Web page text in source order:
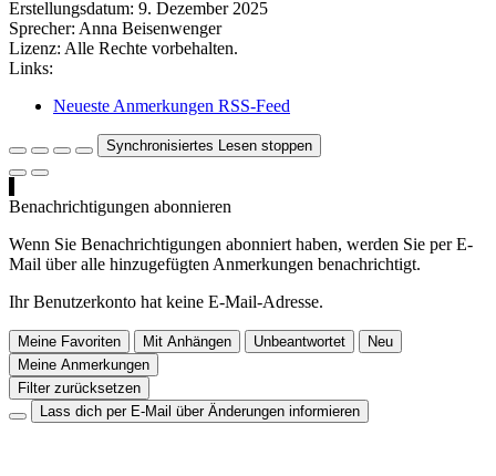
Erstellungsdatum: 9. Dezember 2025
Sprecher: Anna Beisenwenger
Lizenz: Alle Rechte vorbehalten.
Links:
Neueste Anmerkungen RSS-Feed
Synchronisiertes Lesen stoppen
Benachrichtigungen abonnieren
Wenn Sie Benachrichtigungen abonniert haben, werden Sie per E-
Mail über alle hinzugefügten Anmerkungen benachrichtigt.
Ihr Benutzerkonto hat keine E-Mail-Adresse.
Meine Favoriten Mit Anhängen Unbeantwortet
Neu
Meine Anmerkungen
Filter zurücksetzen
Lass dich per E-Mail über Änderungen informieren